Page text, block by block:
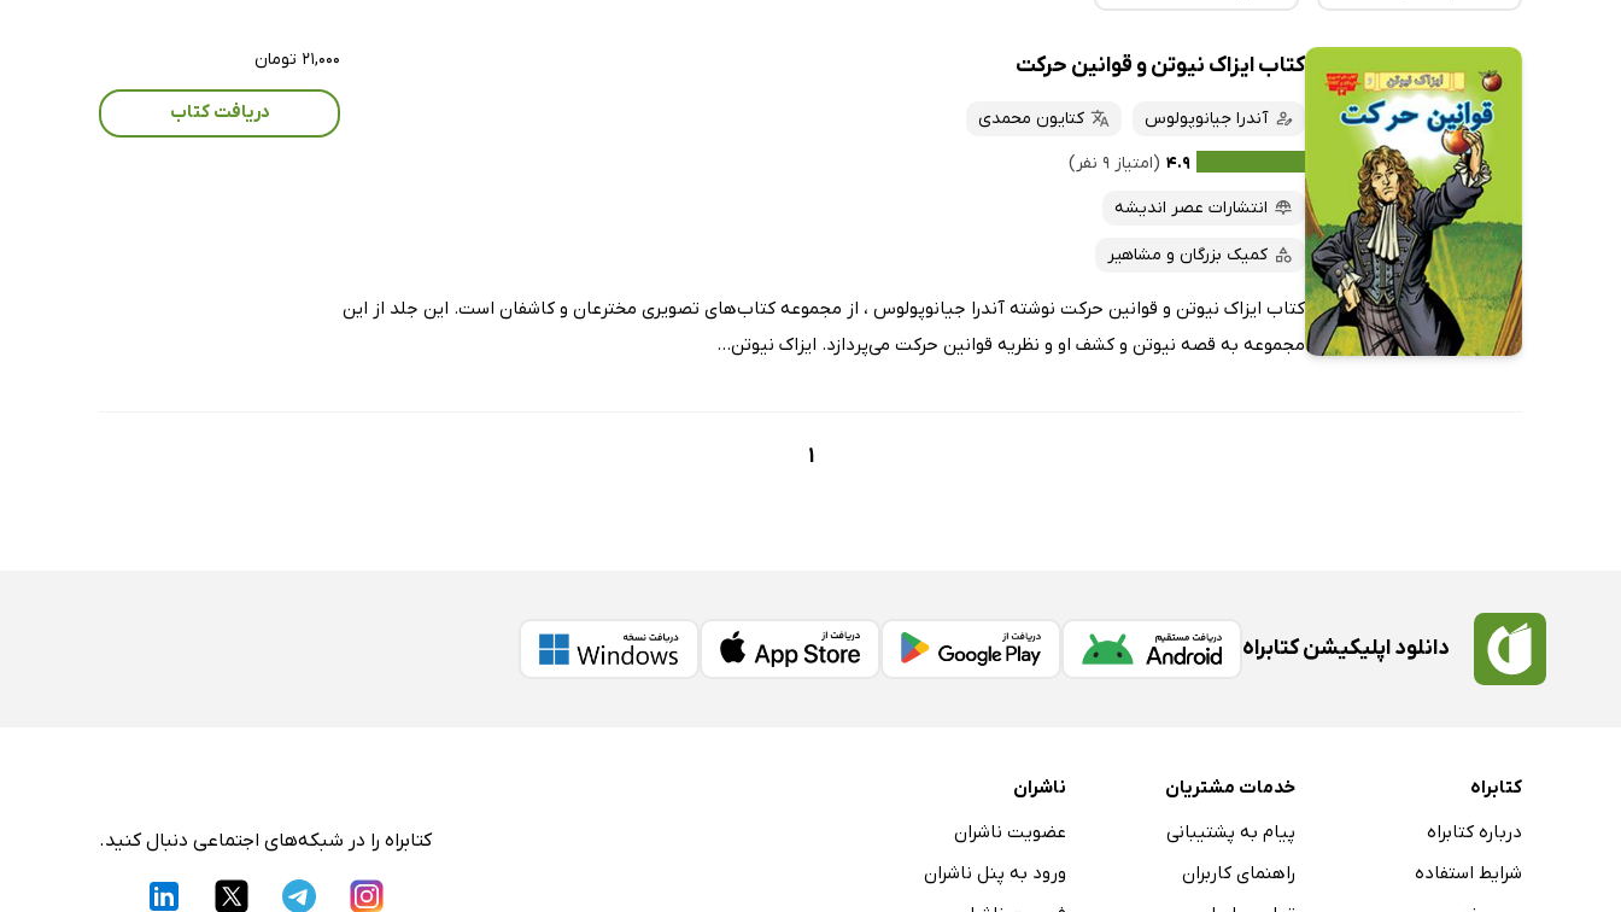
تازه‌ها
داغ‌ترین‌ها
پربحث‌ها
ارزان ترین‌ها
همه کتاب‌ها
کتاب‌های صوتی
کتاب‌های متنی
کتاب ایزاک نیوتن و قوانین حرکت
آندرا جیانوپولوس
کتایون محمدی
۴.۹ (امتیاز ۹ نفر)
انتشارات عصر اندیشه
کمیک بزرگان و مشاهیر
کتاب ایزاک نیوتن و قوانین حرکت نوشته آندرا جیانوپولوس ، از مجموعه کتاب‌های تصویری مخترعان و کاشفان است. این جلد از این
مجموعه به قصه نیوتن و کشف او و نظریه قوانین حرکت می‌پردازد. ایزاک نیوتن...
۲۱,۰۰۰ تومان
دریافت کتاب
1
دانلود اپلیکیشن کتابراه
کتابراه
درباره کتابراه
شرایط استفاده
خدمات مشتریان
پیام به پشتیبانی
راهنمای کاربران
ناشران
عضویت ناشران
ورود به پنل ناشران
کتابراه را در شبکه‌های اجتماعی دنبال کنید.